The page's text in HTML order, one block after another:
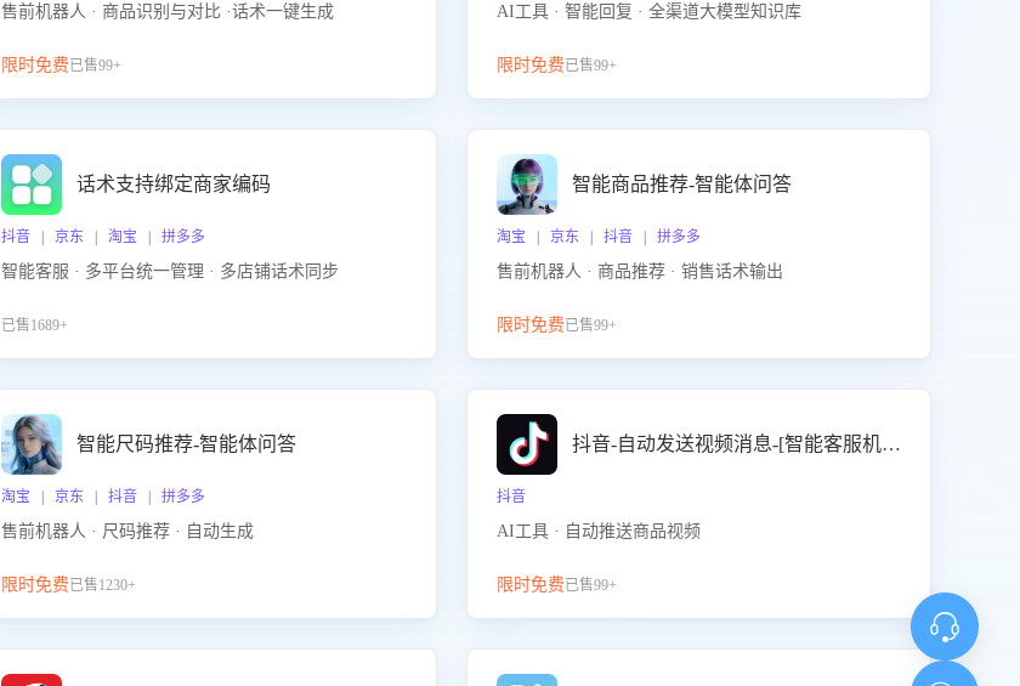
售前机器人 · 商品识别与对比 ·话术一键生成
限时免费已售99+
AI工具 · 智能回复 · 全渠道大模型知识库
限时免费已售99+
话术支持绑定商家编码
抖音 | 京东 | 淘宝 | 拼多多
智能客服 · 多平台统一管理 · 多店铺话术同步
已售1689+
智能商品推荐-智能体问答
淘宝 | 京东 | 抖音 | 拼多多
售前机器人 · 商品推荐 · 销售话术输出
限时免费已售99+
智能尺码推荐-智能体问答
淘宝 | 京东 | 抖音 | 拼多多
售前机器人 · 尺码推荐 · 自动生成
限时免费已售1230+
抖音-自动发送视频消息-[智能客服机器人]
抖音
AI工具 · 自动推送商品视频
限时免费已售99+